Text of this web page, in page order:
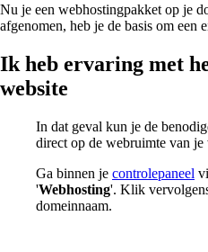
Nu je een webhostingpakket op je
afgenomen, heb je de basis om een
Ik heb ervaring met
website
In dat geval kun je de
direct op de webruimte van
Ga binnen je controlepaneel
'Webhosting'. Klik
domeinnaam.